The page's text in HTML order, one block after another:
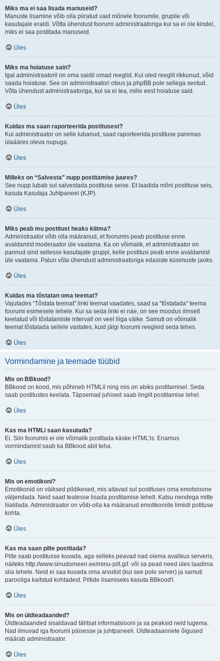
Miks ma ei saa lisada manuseid?
Manuste lisamine võib olla piiratud vaid mõnele foorumile, grupile või
kasutajale eraldi. Võtta ühendust foorumi administraatoriga kui sa ei ole kindel,
miks ei saa postitada manuseid.
Üles
Miks ma hoiatuse sain?
Igal administraatoril on oma saidil omad reeglid. Kui oled reeglit rikkunud, võid
saada hoiatuse. See on administraatori otsus ja phpBB pole sellega seotud.
Võta ühendust administraatoriga, kui sa ei tea, mille eest hoiatuse said.
Üles
Kuidas ma saan raporteerida postitusest?
Kui administraator on selle lubanud, saad raporteerida postituse paremas
ülaääres oleva nupuga.
Üles
Milleks on “Salvesta” nupp postitamise juures?
See nupp lubab sul salvestada postituse seise. Et laadida mõni postituse seis,
kasuta Kasutaja Juhtpaneel (KJP).
Üles
Miks peab mu postitust heaks kiitma?
Administraator võib olla määranud, et foorumis peab postituse enne
avaldamist moderaator üle vaatama. Ka on võimalik, et administraator on
pannud sind sellesse kasutajate gruppi, kelle postitusi peab enne avaldamist
üle vaatama. Palun võta ühendust administraatoriga edasiste küsimuste jaoks.
Üles
Kuidas ma tõstatan oma teemat?
Vajutades “Tõstata teemat” linki teemat vaadates, saad sa "tõstatada" teema
foorumi esimesele lehele. Kui sa seda linki ei näe, on see moodus ilmselt
keelatud või tõstatamiste intervall on veel liiga väike. Samuti on võimalik
teemat tõstatada sellele vastates, kuid jälgi foorumi reegleid seda tehes.
Üles
Vormindamine ja teemade tüübid
Mis on BBkood?
BBkood on kood, mis põhineb HTMLil ning mis on abiks postitamisel. Seda
saab postitustes keelata. Täpsemad juhised saab lingilt postitamise lehel.
Üles
Kas ma HTMLi saan kasutada?
Ei. Siin foorumis ei ole võimalik postitada käske HTML'is. Enamus
vormindamist saab ka BBkood abil teha.
Üles
Mis on emotikoni?
Emotikonid on väiksed pildikesed, mis aitavad sul postituses oma emotsioone
väljendada. Neid saad teatesse lisada postitamise lehelt. Katsu nendega mitte
liialdada. Administraator on võib-olla ka määranud emotikonide limiidi potituse
kohta.
Üles
Kas ma saan pilte postitada?
Pilte saab postitusse kuvada, aga selleks peavad nad olema avalikus serveris,
näiteks http://www.sinudomeen.ee/minu-pilt.gif. või sa pead need üles laadima
siia lehele. Neid ei saa kuvada oma arvutist (kui see pole server) ja samuti
parooliga kaitstud kohtadest. Piltide lisamiseks kasuta BBkood'i.
Üles
Mis on üldteadaanded?
Üldteadaanded sisaldavad tähtsat informatsiooni ja sa peaksid neid lugema.
Nad ilmuvad iga foorumi päisesse ja juhtpaneeli. Üldteadaannete õigused
määrab administraator.
Üles